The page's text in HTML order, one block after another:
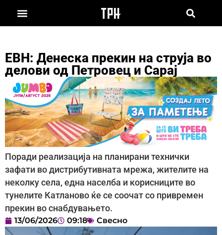
ЕВН: Денеска прекин на струја во
делови од Петровец и Сарај
Поради реализација на планирани технички
зафати во дистрибутивната мрежа, жителите на
неколку села, една населба и корисниците во
тунелите Катланово ќе се соочат со привремен
прекин во снабдувањето.
13/06/2026 09:18 Свесно